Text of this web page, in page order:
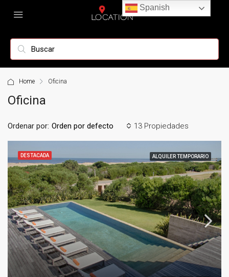
Home Oficina
Oficina
13 Propiedades
Ordenar por: Orden por defecto
DESTACADA ALQUILER TEMPORARIO
Spanish